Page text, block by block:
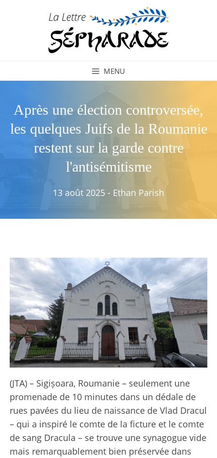
MENU
Après une élection controversée,
les quelques Juifs de la Roumanie
restent sur la garde contre
l'antisémitisme
13 août 2025 - Ethan Parish
(JTA) – Sigișoara, Roumanie – seulement une
promenade de 10 minutes dans un dédale de
rues pavées du lieu de naissance de Vlad Dracul
– qui a inspiré le comte de la ficture et le comte
de sang Dracula – se trouve une synagogue vide
mais remarquablement bien préservée dans